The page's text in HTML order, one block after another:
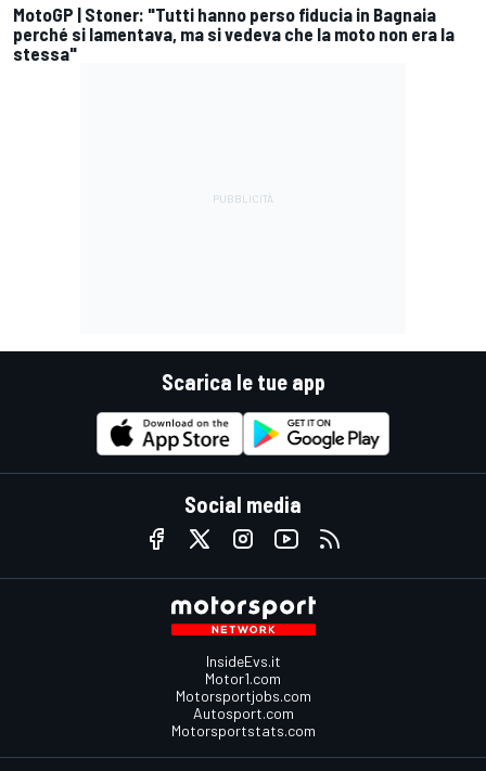
MotoGP | Stoner: "Tutti hanno perso fiducia in Bagnaia
perché si lamentava, ma si vedeva che la moto non era la
stessa"
Scarica le tue app
Social media
InsideEvs.it
Motor1.com
Motorsportjobs.com
Autosport.com
Motorsportstats.com